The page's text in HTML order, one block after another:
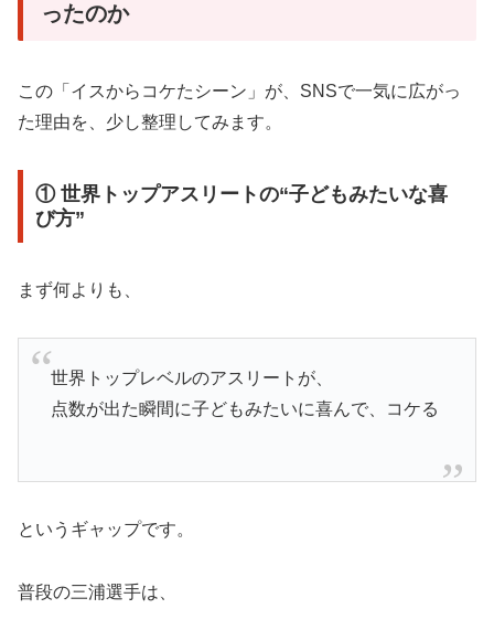
ったのか
この「イスからコケたシーン」が、SNSで一気に広がっ
た理由を、少し整理してみます。
① 世界トップアスリートの“子どもみたいな喜
び方”
まず何よりも、
世界トップレベルのアスリートが、
点数が出た瞬間に子どもみたいに喜んで、コケる
というギャップです。
普段の三浦選手は、